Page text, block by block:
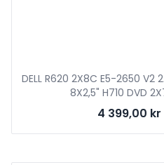
DELL R620 2X8C E5-2650 V2
8X2,5" H710 DVD
4 399,00 kr